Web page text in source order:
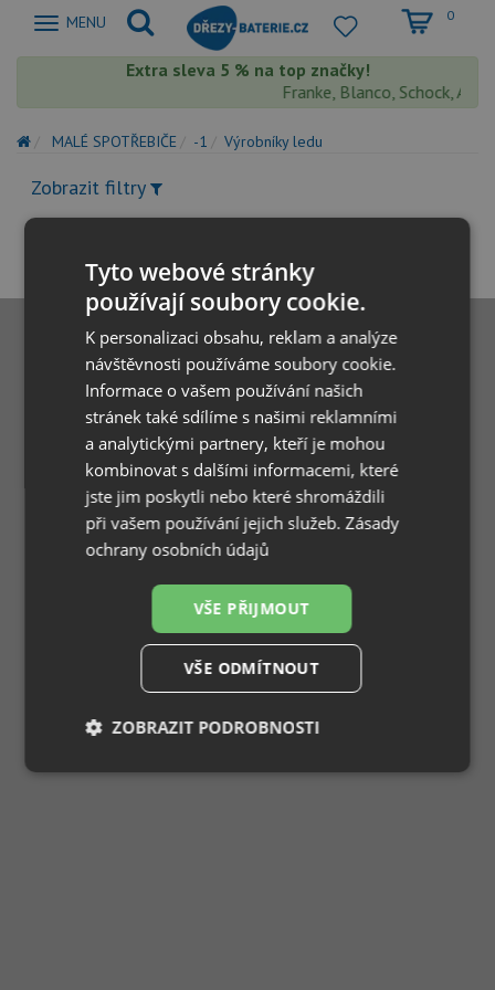
Zobrazit
MENU 0
Extra sleva 5 % na top značky!
Franke, Blanco, Schock,
MALÉ SPOTŘEBIČE -1 Výrobníky ledu
Zobrazit filtry
Tyto webové stránky
používají soubory cookie.
K personalizaci obsahu, reklam a analýze
návštěvnosti používáme soubory cookie.
Informace o vašem používání našich
stránek také sdílíme s našimi reklamními
a analytickými partnery, kteří je mohou
kombinovat s dalšími informacemi, které
jste jim poskytli nebo které shromáždili
při vašem používání jejich služeb.Zásady
ochrany osobních údajů
VŠE PŘIJMOUT
VŠE ODMÍTNOUT
ZOBRAZIT PODROBNOSTI
Nezbytně
Výkonové
Soubory